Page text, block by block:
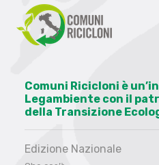
Comuni Ricicloni è
Legambiente con il
della Transizione
Edizione Nazionale